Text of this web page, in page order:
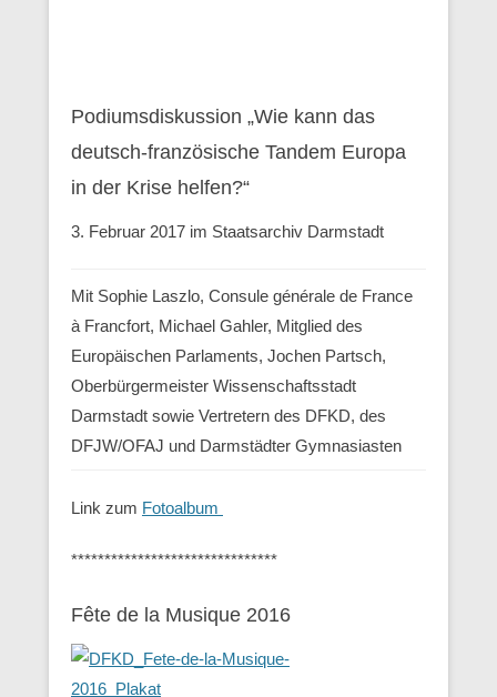
Podiumsdiskussion „Wie kann das
deutsch-französische Tandem Europa
in der Krise helfen?“
3. Februar 2017 im Staatsarchiv Darmstadt
Mit Sophie Laszlo, Consule générale de France
à Francfort, Michael Gahler, Mitglied des
Europäischen Parlaments, Jochen Partsch,
Oberbürgermeister Wissenschaftsstadt
Darmstadt sowie Vertretern des DFKD, des
DFJW/OFAJ und Darmstädter Gymnasiasten
Link zum Fotoalbum
*******************************
Fête de la Musique 2016